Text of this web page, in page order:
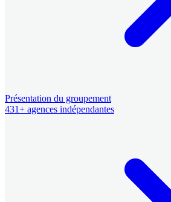
Présentation du groupement
431+ agences indépendantes